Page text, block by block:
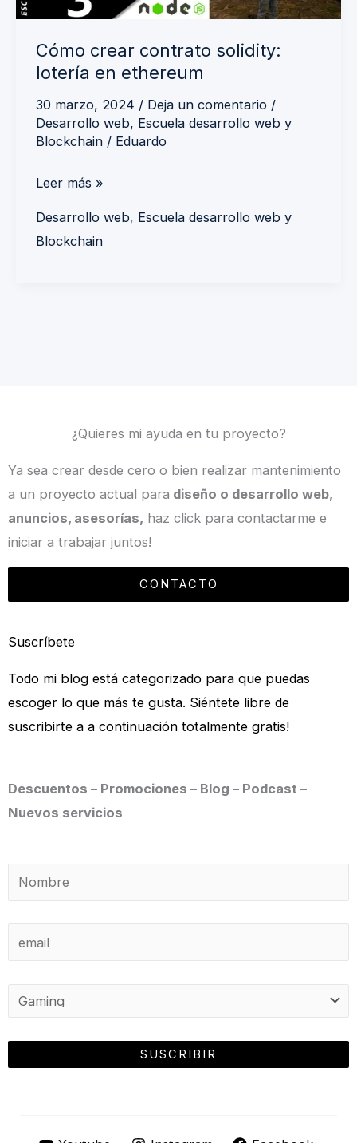
Cómo crear contrato solidity:
lotería en ethereum
30 marzo, 2024 / Deja un comentario /
Desarrollo web, Escuela desarrollo web y
Blockchain/ Eduardo
Leer más »
Desarrollo web, Escuela desarrollo web y
Blockchain
¿Quieres mi ayuda en tu proyecto?
Ya sea crear desde cero o bien realizar mantenimiento
a un proyecto actual para diseño o desarrollo web,
anuncios, asesorías, haz click para contactarme e
iniciar a trabajar juntos!
CONTACTO
Suscríbete
Todo mi blog está categorizado para que puedas
escoger lo que más te gusta. Siéntete libre de
suscribirte a a continuación totalmente gratis!
Descuentos – Promociones – Blog – Podcast –
Nuevos servicios